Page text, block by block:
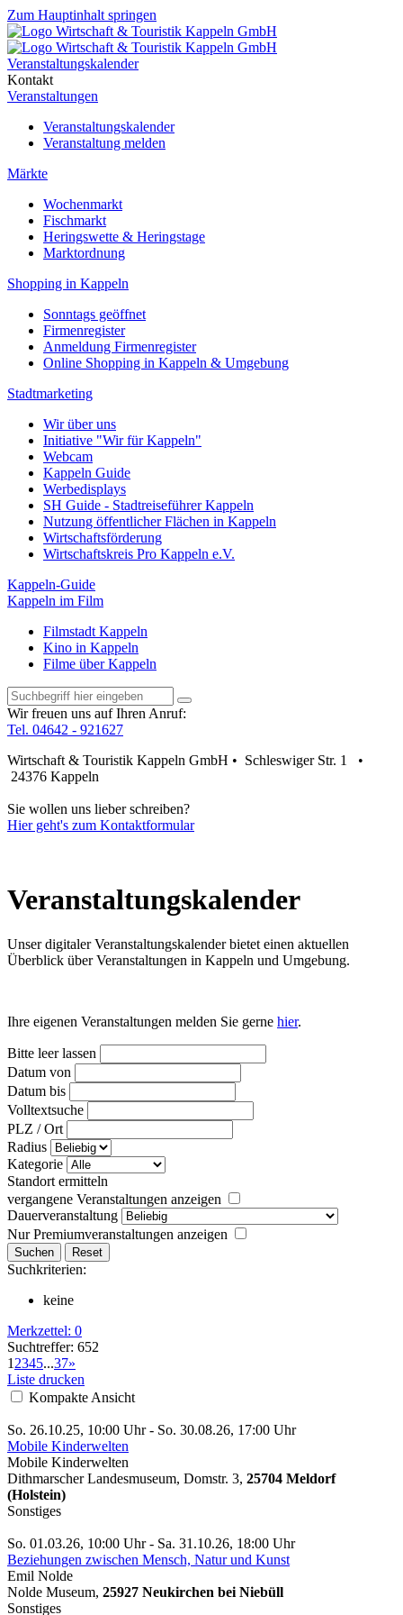
Zum Hauptinhalt springen
Veranstaltungskalender
Kontakt
Veranstaltungen
Veranstaltungskalender
Veranstaltung melden
Märkte
Wochenmarkt
Fischmarkt
Heringswette & Heringstage
Marktordnung
Shopping in Kappeln
Sonntags geöffnet
Firmenregister
Anmeldung Firmenregister
Online Shopping in Kappeln & Umgebung
Stadtmarketing
Wir über uns
Initiative "Wir für Kappeln"
Webcam
Kappeln Guide
Werbedisplays
SH Guide - Stadtreiseführer Kappeln
Nutzung öffentlicher Flächen in Kappeln
Wirtschaftsförderung
Wirtschaftskreis Pro Kappeln e.V.
Kappeln-Guide
Kappeln im Film
Filmstadt Kappeln
Kino in Kappeln
Filme über Kappeln
Wir freuen uns auf Ihren Anruf:
Tel. 04642 - 921627
Wirtschaft & Touristik Kappeln GmbH • Schleswiger Str. 1 •
24376 Kappeln
Sie wollen uns lieber schreiben?
Hier geht's zum Kontaktformular
Veranstaltungs­kalender
Unser digitaler Veranstaltungskalender bietet einen aktuellen
Überblick über Veranstaltungen in Kappeln und Umgebung.
Ihre eigenen Veranstaltungen melden Sie gerne hier.
Bitte leer lassen
Datum von
Datum bis
Volltextsuche
PLZ / Ort
Radius
Kategorie
Standort ermitteln
vergangene Veranstaltungen anzeigen
Dauerveranstaltung
Nur Premiumveranstaltungen anzeigen
Suchkriterien:
keine
Merkzettel: 0
Suchtreffer: 652
1 2345...37»
Liste drucken
Kompakte Ansicht
So. 26.10.25, 10:00 Uhr - So. 30.08.26, 17:00 Uhr
Mobile Kinderwelten
Mobile Kinderwelten
Dithmarscher Landesmuseum, Domstr. 3, 25704 Meldorf
(Holstein)
Sonstiges
So. 01.03.26, 10:00 Uhr - Sa. 31.10.26, 18:00 Uhr
Beziehungen zwischen Mensch, Natur und Kunst
Emil Nolde
Nolde Museum, 25927 Neukirchen bei Niebüll
Sonstiges